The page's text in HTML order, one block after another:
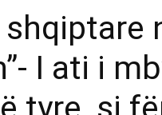
I ati i